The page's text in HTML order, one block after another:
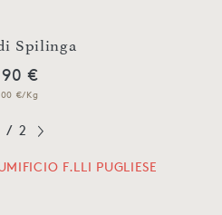
Spilinga
€
€/Kg
/ 2
F.LLI PUGLIESE